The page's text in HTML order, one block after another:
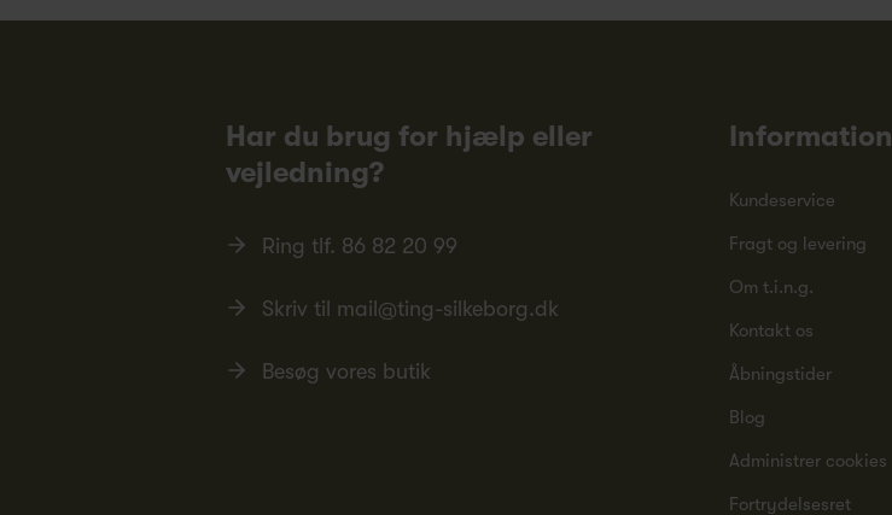
Har du brug for hjælp eller
vejledning?
Ring tlf. 86 82 20 99
Skriv til mail@ting-silkeborg.dk
Besøg vores butik
Information
Kundeservice
Fragt og levering
Om t.i.n.g.
Kontakt os
Åbningstider
Blog
Administrer cookies
Fortrydelsesret